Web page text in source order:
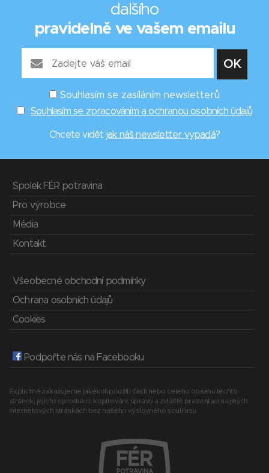
dalšího
pravidelně ve vašem emailu
Souhlasím se zasíláním newsletterů
Souhlasím se zpracováním a ochranou osobních údajů
Chcete vidět jak náš newsletter vypadá?
Spolek FÉR potravina
Pro výrobce
Média
Kontakt
Všeobecné obchodní podmínky
Ochrana osobních údajů
Cookies
Podpořte nás na Facebooku
Explicitně zakazujeme jakékoli použití části nebo celého obsahu těchto
stránek, jejich reprodukci, kopírování, úpravu a zvláště prezentaci na jiných
internetových stránkách bez našeho výslovného souhlasu.